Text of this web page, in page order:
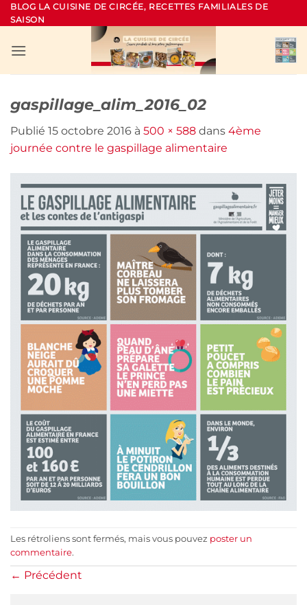
Passer
au
BLOG LA CUISINE DE CIRCÉE, RECETTES FAMILIALES DE
SAISON
gaspillage_alim_2016_02
Publié 15 octobre 2016 à 500 × 588 dans 4ème
journée contre le gaspillage alimentaire
Les rétroliens sont fermés, mais vous pouvez poster un
commentaire.
← Précédent